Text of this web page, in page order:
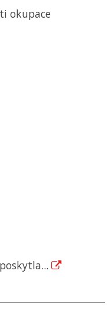
okupace